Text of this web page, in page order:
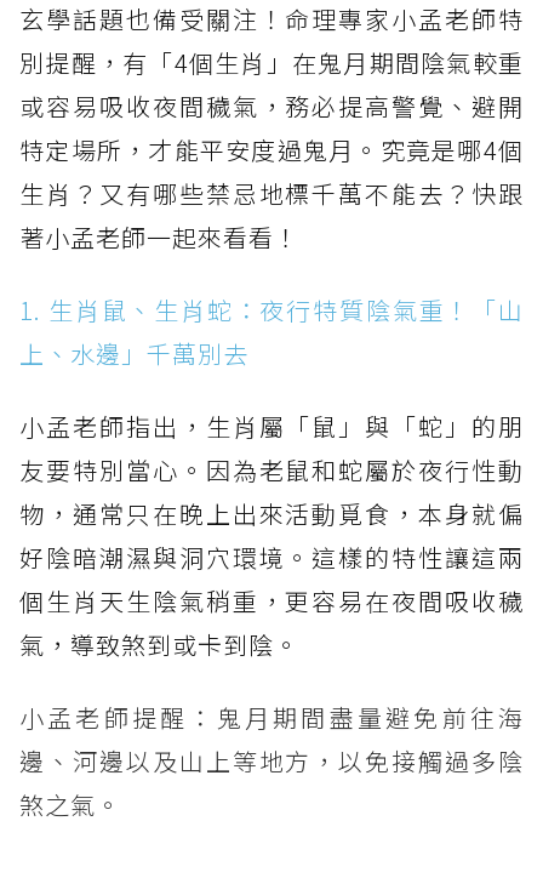
玄學話題也備受關注！命理專家小孟老師特
別提醒，有「4個生肖」在鬼月期間陰氣較重
或容易吸收夜間穢氣，務必提高警覺、避開
特定場所，才能平安度過鬼月。究竟是哪4個
生肖？又有哪些禁忌地標千萬不能去？快跟
著小孟老師一起來看看！
1. 生肖鼠、生肖蛇：夜行特質陰氣重！「山
上、水邊」千萬別去
小孟老師指出，生肖屬「鼠」與「蛇」的朋
友要特別當心。因為老鼠和蛇屬於夜行性動
物，通常只在晚上出來活動覓食，本身就偏
好陰暗潮濕與洞穴環境。這樣的特性讓這兩
個生肖天生陰氣稍重，更容易在夜間吸收穢
氣，導致煞到或卡到陰。
小孟老師提醒：鬼月期間盡量避免前往海
邊、河邊以及山上等地方，以免接觸過多陰
煞之氣。